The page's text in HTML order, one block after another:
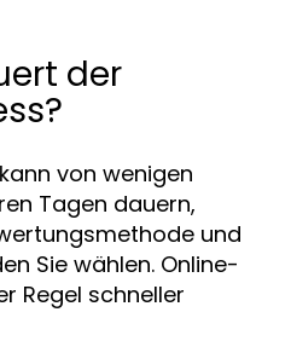
der
von wenigen
Tagen dauern,
und
Sie wählen. Online-
Regel schneller